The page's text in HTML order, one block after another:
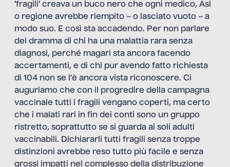
‘fragili’ creava un buco nero che ogni medico, Asl
o regione avrebbe riempito – o lasciato vuoto – a
modo suo. E così sta accadendo. Per non parlare
del dramma di chi ha una malattia rara senza
diagnosi, perché magari sta ancora facendo
accertamenti, e di chi pur avendo fatto richiesta
di 104 non se l’è ancora vista riconoscere. Ci
auguriamo che con il progredire della campagna
vaccinale tutti i fragili vengano coperti, ma certo
che i malati rari in fin dei conti sono un gruppo
ristretto, soprattutto se si guarda ai soli adulti
vaccinabili. Dichiararli tutti fragili senza troppe
distinzioni avrebbe reso tutto più facile e senza
grossi impatti nel complesso della distribuzione